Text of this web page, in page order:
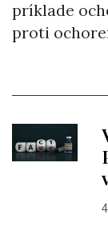
príklade
proti